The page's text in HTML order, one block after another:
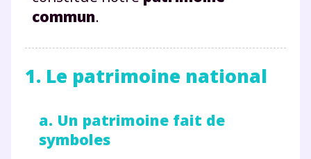
commun.
1. Le patrimoine national
a. Un patrimoine fait de
symboles